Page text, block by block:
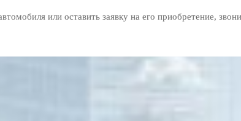
или оставить заявку на его приобретение,